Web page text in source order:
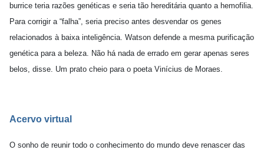
burrice teria razões genéticas e seria tão hereditária quanto a hemofilia.
Para corrigir a “falha”, seria preciso antes desvendar os genes
relacionados à baixa inteligência. Watson defende a mesma purificação
genética para a beleza. Não há nada de errado em gerar apenas seres
belos, disse. Um prato cheio para o poeta Vinícius de Moraes.
Acervo virtual
O sonho de reunir todo o conhecimento do mundo deve renascer das